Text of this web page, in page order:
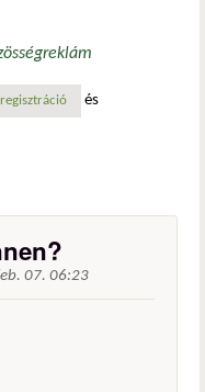
reklám
regisztráció és
07. 06:23